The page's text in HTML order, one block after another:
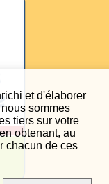
et d'élaborer
sommes
tiers sur votre
obtenant, au
chacun de ces